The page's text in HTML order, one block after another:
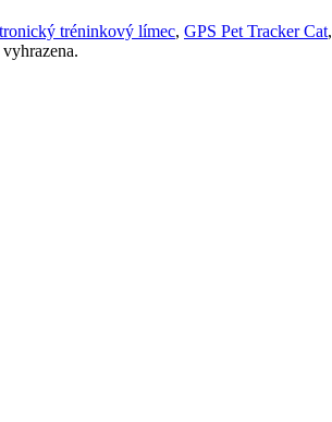
tréninkový límec, GPS Pet Tracker Cat,